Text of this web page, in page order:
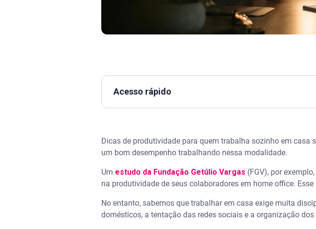
Acesso rápido
1. Crie um espaço de trabalho organizado
2. Tenha hora de começar e de finalizar o trabalho
4. Organize a agenda semanal
Dicas de produtividade para quem trabalha sozinho em casa
um bom desempenho trabalhando nessa modalidade.
Um estudo da Fundação Getúlio Vargas (FGV), por
na produtividade de seus colaboradores em home office.
No entanto, sabemos que trabalhar em casa exige muita
domésticos, a tentação das redes sociais e a organização